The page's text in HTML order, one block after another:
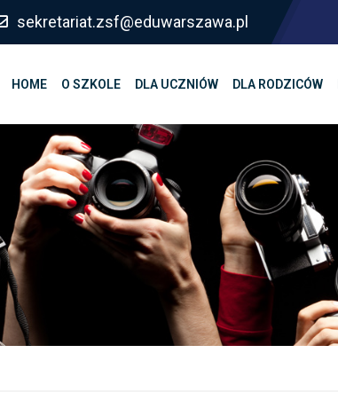
sekretariat.zsf@eduwarszawa.pl
HOME O SZKOLE DLA UCZNIÓW DLA RODZICÓW